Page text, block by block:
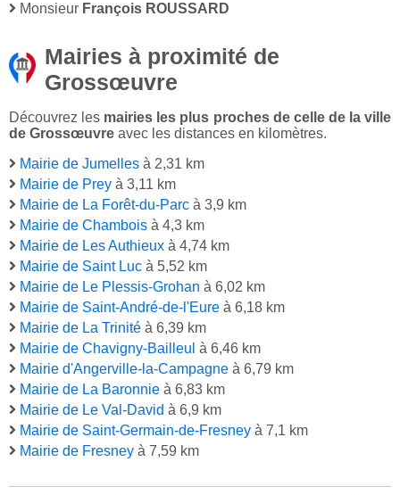
Monsieur François ROUSSARD
Mairies à proximité de
Grossœuvre
Découvrez les mairies les plus proches de celle de la ville
de Grossœuvre avec les distances en kilomètres.
Mairie de Jumelles à 2,31 km
Mairie de Prey à 3,11 km
Mairie de La Forêt-du-Parc à 3,9 km
Mairie de Chambois à 4,3 km
Mairie de Les Authieux à 4,74 km
Mairie de Saint Luc à 5,52 km
Mairie de Le Plessis-Grohan à 6,02 km
Mairie de Saint-André-de-l'Eure à 6,18 km
Mairie de La Trinité à 6,39 km
Mairie de Chavigny-Bailleul à 6,46 km
Mairie d'Angerville-la-Campagne à 6,79 km
Mairie de La Baronnie à 6,83 km
Mairie de Le Val-David à 6,9 km
Mairie de Saint-Germain-de-Fresney à 7,1 km
Mairie de Fresney à 7,59 km